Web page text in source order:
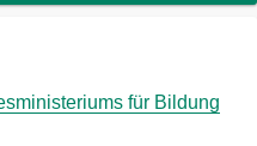
für Bildung